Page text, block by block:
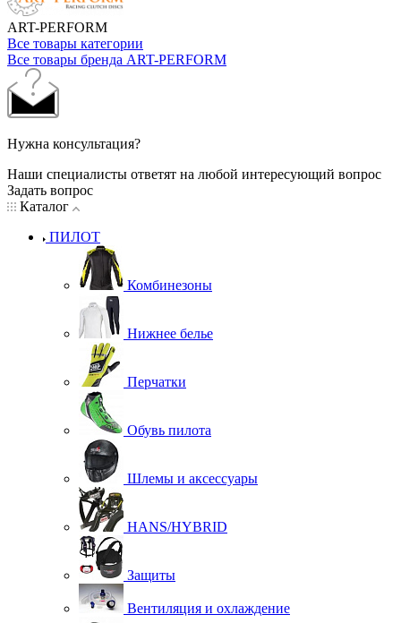
ART-PERFORM
Все товары категории
Все товары бренда ART-PERFORM
Нужна консультация?
Наши специалисты ответят на любой интересующий вопрос
Задать вопрос
Каталог
ПИЛОТ
Комбинезоны
Нижнее белье
Перчатки
Обувь пилота
Шлемы и аксессуары
HANS/HYBRID
Защиты
Вентиляция и охлаждение